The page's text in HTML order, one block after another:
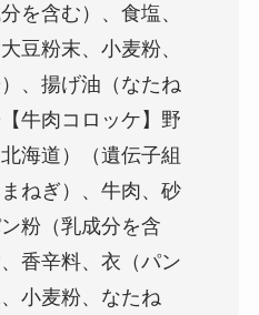
を含む）、食塩、
豆粉末、小麦粉、
、揚げ油（なたね
牛肉コロッケ】野
海道）（遺伝子組
ねぎ）、牛肉、砂
粉（乳成分を含
香辛料、衣（パン
小麦粉、なたね